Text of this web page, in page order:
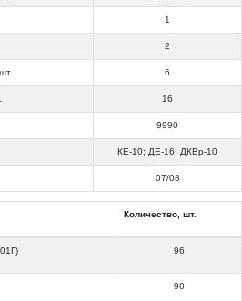
1
2
6
16
9990
КЕ-10; ДЕ-16; ДКВр-10
07/08
Количество, шт.
96
90